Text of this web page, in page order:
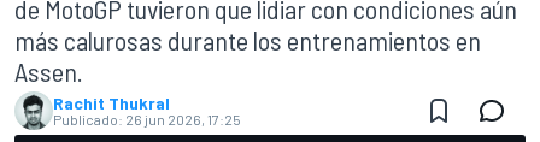
de MotoGP tuvieron que lidiar con condiciones aún
más calurosas durante los entrenamientos en
Assen.
Rachit Thukral
Publicado: 26 jun 2026, 17:25